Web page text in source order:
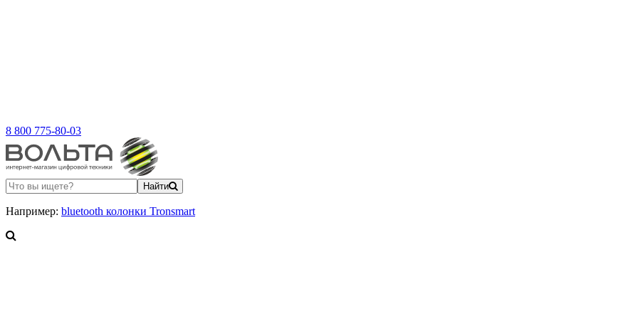
8 800 775-80-03
Найти
Например: bluetooth колонки Tronsmart